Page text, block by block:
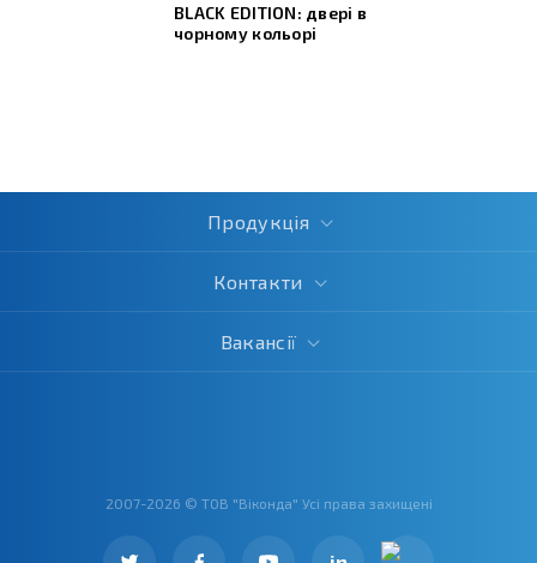
BLACK EDITION: двері в
чорному кольорі
2007-2026 © ТОВ "Віконда" Усі права захищені
Продукція
Контакти
Вакансії